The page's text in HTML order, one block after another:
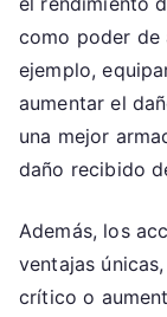
como poder de
ejemplo,
aumentar el
una mejor
daño recibido
Además, los
ventajas
crítico o